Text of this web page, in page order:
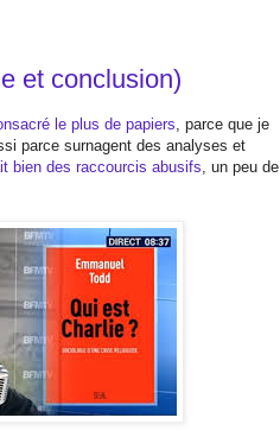
et conclusion)
le plus de papiers , parce que je
parce surnagent des analyses et
bien des raccourcis abusifs , un peu de